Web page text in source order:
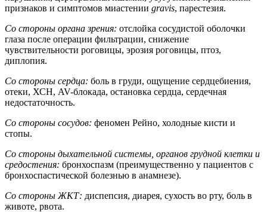
признаков и симптомов миастении gravis, парестезия.
Со стороны органа зрения: отслойка сосудистой оболочки
глаза после операции фильтрации, снижение
чувствительности роговицы, эрозия роговицы, птоз,
диплопия.
Со стороны сердца: боль в груди, ощущение сердцебиения,
отеки, ХСН, AV-блокада, остановка сердца, сердечная
недостаточность.
Со стороны сосудов: феномен Рейно, холодные кисти и
стопы.
Со стороны дыхательной системы, органов грудной клетки и
средостения: бронхоспазм (преимущественно у пациентов с
бронхоспастической болезнью в анамнезе).
Со стороны ЖКТ: диспепсия, диарея, сухость во рту, боль в
животе, рвота.